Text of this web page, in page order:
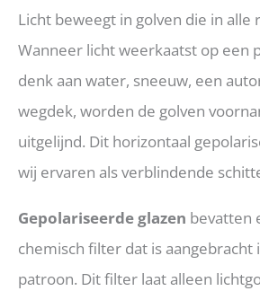
Licht beweegt in golven die in alle
Wanneer licht weerkaatst op een
denk aan water, sneeuw, een
wegdek, worden de golven
uitgelijnd. Dit horizontaal
wij ervaren als verblindende
Gepolariseerde glazen bevatten
chemisch filter dat is aangebracht
patroon. Dit filter laat alleen